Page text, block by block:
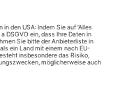
«Uns interessierte